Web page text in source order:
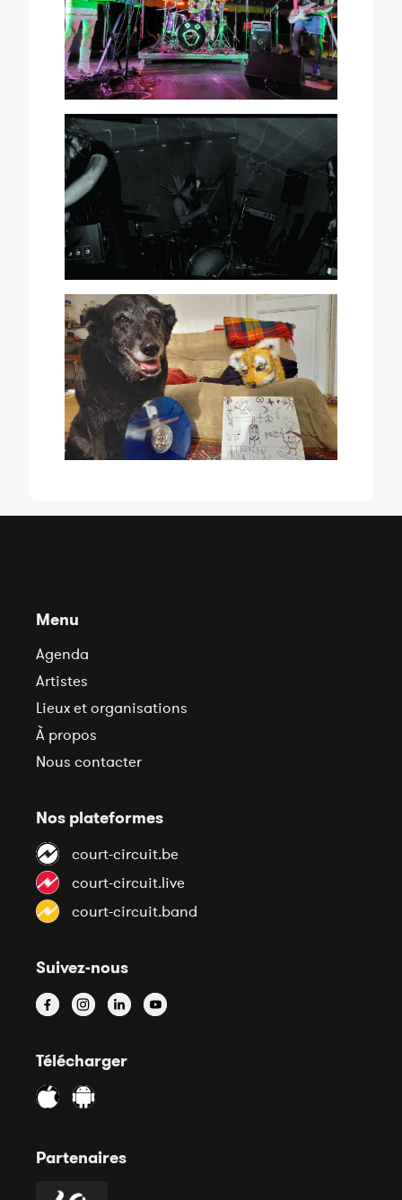
Menu
Agenda
Artistes
Lieux et organisations
À propos
Nous contacter
Nos plateformes
court-circuit.be
court-circuit.live
court-circuit.band
Suivez-nous
Télécharger
Partenaires